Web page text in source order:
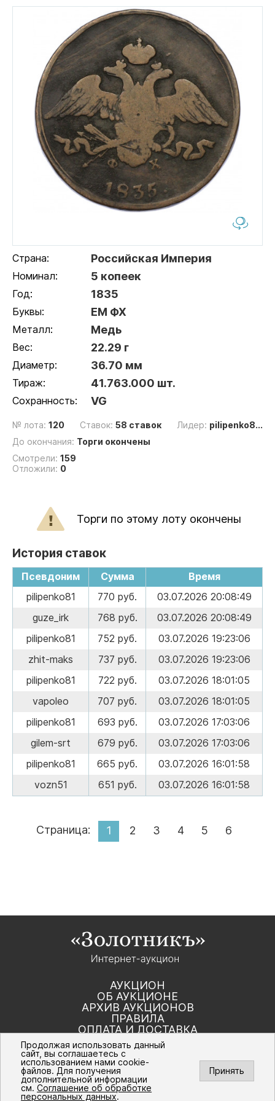
Страна: Российская Империя
Номинал: 5 копеек
Год: 1835
Буквы: ЕМ ФХ
Металл: Медь
Вес: 22.29 г
Диаметр: 36.70 мм
Тираж: 41.763.000 шт.
Сохранность: VG
№ лота: 120 Ставок: 58 ставок Лидер: pilipenko8...
До окончания: Торги окончены
Смотрели: 159
Отложили: 0
Торги по этому лоту окончены
История ставок
Псевдоним Сумма
Время
pilipenko81
770 руб.
03.07.2026 20:08:49
guze_irk
768 руб.
03.07.2026 20:08:49
pilipenko81
752 руб.
03.07.2026 19:23:06
zhit-maks
737 руб.
03.07.2026 19:23:06
pilipenko81
722 руб.
03.07.2026 18:01:05
vapoleo
707 руб.
03.07.2026 18:01:05
pilipenko81
693 руб.
03.07.2026 17:03:06
gilem-srt
679 руб.
03.07.2026 17:03:06
pilipenko81
665 руб.
03.07.2026 16:01:58
vozn51
651 руб. 03.07.2026 16:01:58
Страница: 1 2 3 4 5 6
АУКЦИОН
ОБ АУКЦИОНЕ
АРХИВ АУКЦИОНОВ
ПРАВИЛА
ОПЛАТА И ДОСТАВКА
КОНТАКТЫ
Политика компании в отношении обработки
персональных данных
© Интернет-аукцион «Золотник». Все
права защищены. 2016 – 2026 г.
Продолжая использовать данный
сайт, вы соглашаетесь с
использованием нами cookie-
файлов. Для получения
дополнительной информации
см.Соглашение об обработке
персональных данных.
Принять